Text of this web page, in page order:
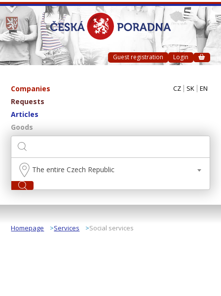
Guest registration Login
Companies
Requests
Articles
Goods
CZ SK EN
The entire Czech Republic
Homepage Services Social services